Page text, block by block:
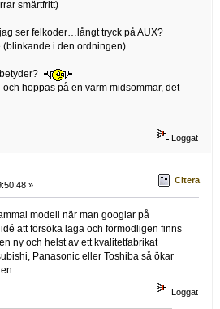
smärtfritt)
ser felkoder…långt tryck på AUX?
(blinkande i den ordningen)
hoppas på en varm midsommar, det
Loggat
» Citera
modell när man googlar på
att försöka laga och förmodligen finns
ny och helst av ett kvalitetfabrikat
Panasonic eller Toshiba så ökar
Loggat